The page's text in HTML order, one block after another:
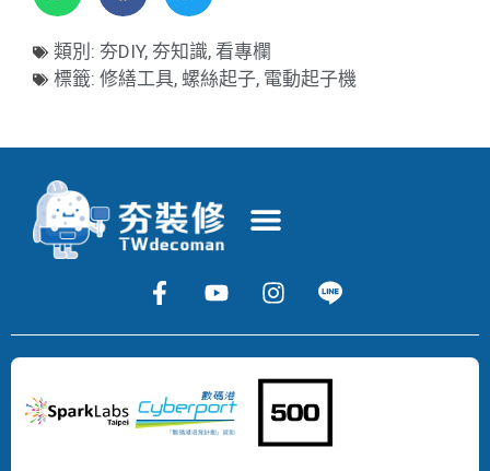
類別: 夯DIY, 夯知識, 看專欄
標籤: 修繕工具, 螺絲起子, 電動起子機
Copyright
2024
DECOMAN